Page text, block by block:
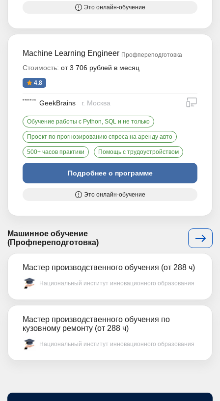
Это онлайн-обучение
Machine Learning Engineer Профпереподготовка
Стоимость: от 3 706 рублей в месяц
4.8
GeekBrains г. Москва
Обучение работы с Python, SQL и не только
Проект по прогнозированию спроса на аренду авто
500+ часов практики Помощь с трудоустройством
Подробнее о программе
Это онлайн-обучение
Машинное обучение
(Профпереподготовка)
Мастер производственного обучения (от 288 ч)
Национальный институт инновационного образования
Мастер производственного обучения по
кузовному ремонту (от 288 ч)
Национальный институт инновационного образования